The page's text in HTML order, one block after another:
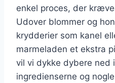
enkel proces, der
Udover blommer og
krydderier som kanel
marmeladen et ekstra
vil vi dykke dybere ned
ingredienserne og